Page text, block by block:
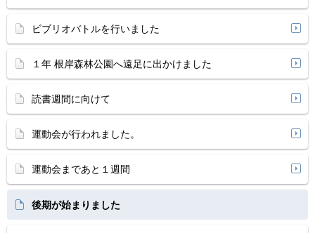
ビブリオバトルを行いました
１年 根岸森林公園へ遠足に出かけました
読書週間に向けて
運動会が行われました。
運動会まであと１週間
後期が始まりました